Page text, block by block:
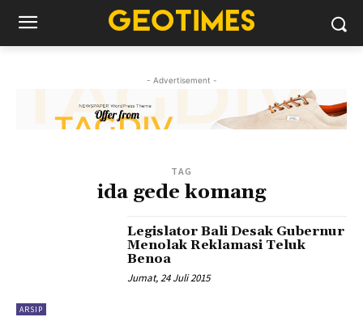
- Advertisement -
TAG
ida gede komang
ARSIP
Legislator Bali Desak Gubernur
Menolak Reklamasi Teluk
Benoa
Jumat, 24 Juli 2015